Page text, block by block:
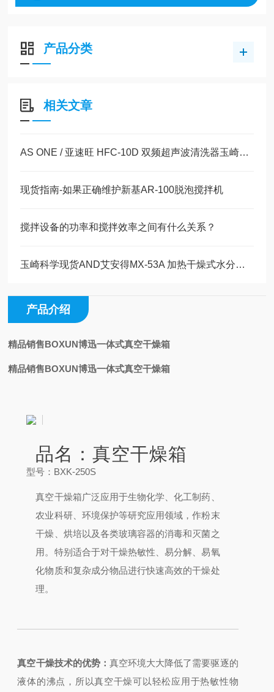
产品分类
相关文章
AS ONE / 亚速旺 HFC-10D 双频超声波清洗器玉崎科学原装现货
现货指南-如果正确维护新基AR-100脱泡搅拌机
搅拌设备的功率和搅拌效率之间有什么关系？
玉崎科学现货AND艾安得MX-53A 加热干燥式水分仪工作原理
产品介绍
精品销售BOXUN博迅一体式真空干燥箱
精品销售BOXUN博迅一体式真空干燥箱
品名：真空干燥箱
型号：BXK-250S
真空干燥箱广泛应用于生物化学、化工制药、
农业科研、环境保护等研究应用领域，作粉末
干燥、烘培以及各类玻璃容器的消毒和灭菌之
用。特别适合于对干燥热敏性、易分解、易氧
化物质和复杂成分物品进行快速高效的干燥处
理。
真空干燥技术的优势： 真空环境大大降低了需要驱逐的
液体的沸点，所以真空干燥可以轻松应用于热敏性物